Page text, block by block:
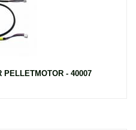
PELLETMOTOR - 40007